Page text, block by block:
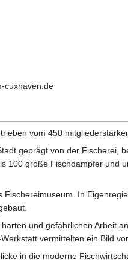
cuxhaven.de
vom 450
geprägt von der Fischerei,
100 große Fischdampfer und
Fischereimuseum. In
und gefährlichen Arbeit
vermittelten ein Bild
in die moderne